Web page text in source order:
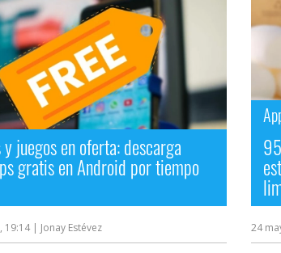
juegos en oferta: descarga
gratis en Android por tiempo
19:14 | Jonay Estévez 24